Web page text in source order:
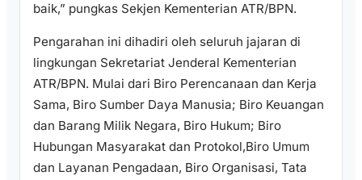
baik,” pungkas Sekjen Kementerian ATR/BPN.
Pengarahan ini dihadiri oleh seluruh jajaran di
lingkungan Sekretariat Jenderal Kementerian
ATR/BPN. Mulai dari Biro Perencanaan dan Kerja
Sama, Biro Sumber Daya Manusia; Biro Keuangan
dan Barang Milik Negara, Biro Hukum; Biro
Hubungan Masyarakat dan Protokol,Biro Umum
dan Layanan Pengadaan, Biro Organisasi, Tata